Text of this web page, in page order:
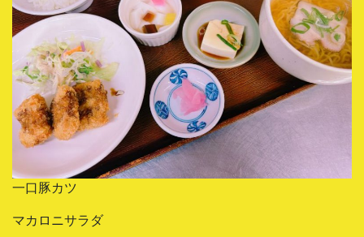
一口豚カツ
マカロニサラダ